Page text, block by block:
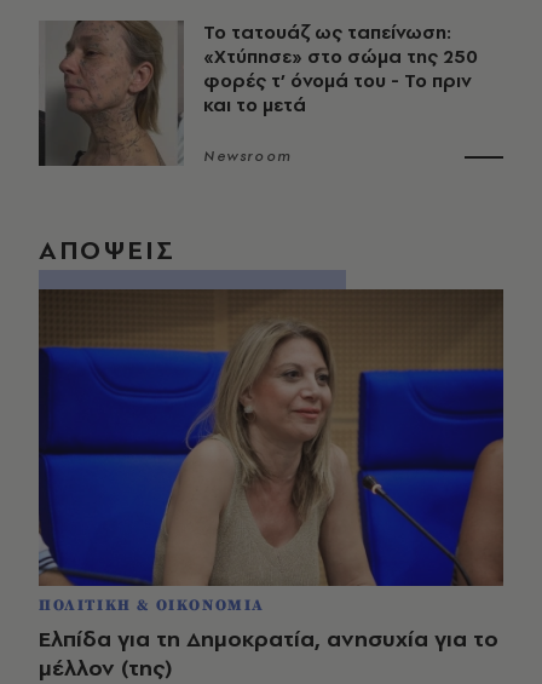
Το τατουάζ ως ταπείνωση:
«Χτύπησε» στο σώμα της 250
φορές τ’ όνομά του - Το πριν
και το μετά
Newsroom
ΑΠΟΨΕΙΣ
ΠΟΛΙΤΙΚΗ & ΟΙΚΟΝΟΜΙΑ
Ελπίδα για τη Δημοκρατία, ανησυχία για το
μέλλον (της)